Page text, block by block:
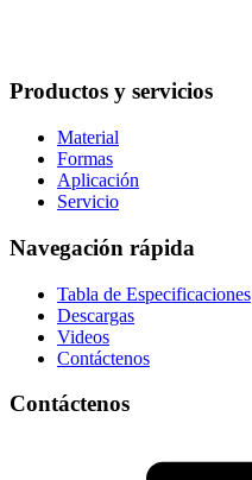
Productos y servicios
Material
Formas
Aplicación
Servicio
Navegación rápida
Tabla de Especificaciones
Descargas
Videos
Contáctenos
Contáctenos